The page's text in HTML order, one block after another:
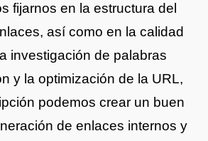
fijarnos en la estructura del
así como en la calidad
investigación de palabras
y la optimización de la URL,
podemos crear un buen
de enlaces internos y